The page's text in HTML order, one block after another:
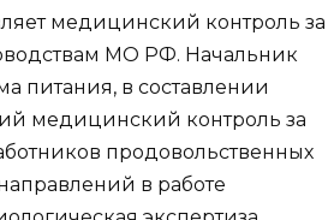
медицинский контроль за
МО РФ. Начальник
питания, в составлении
медицинский контроль за
продовольственных
в работе